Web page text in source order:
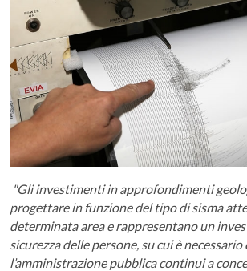
"Gli investimenti in approfondimenti
progettare in funzione del tipo di sisma
determinata area e rappresentano un
sicurezza delle persone, su cui è necessario
l’amministrazione pubblica continui a